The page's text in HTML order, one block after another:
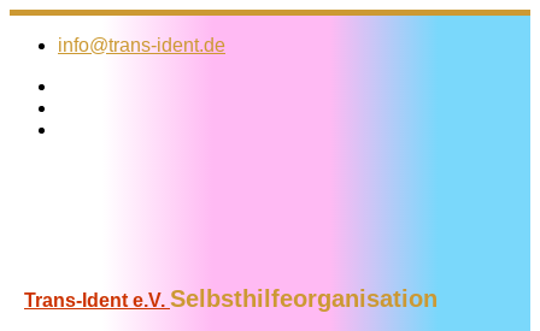
Zum
Inhalt
info@trans-ident.de
Trans-Ident e.V. Selbsthilfeorganisation